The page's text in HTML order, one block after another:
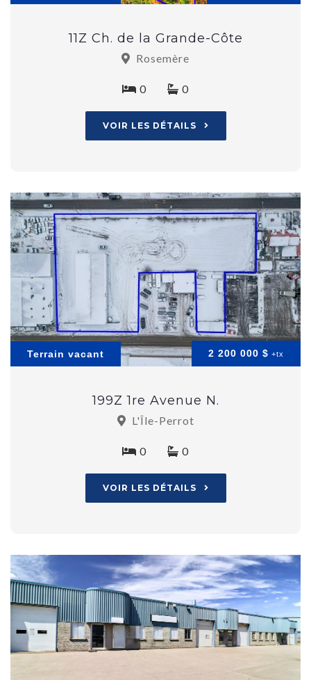
11Z Ch. de la Grande-Côte
Rosemère
0 0
VOIR LES DÉTAILS
Terrain vacant 2 200 000 $ +tx
199Z 1re Avenue N.
L'Île-Perrot
0 0
VOIR LES DÉTAILS